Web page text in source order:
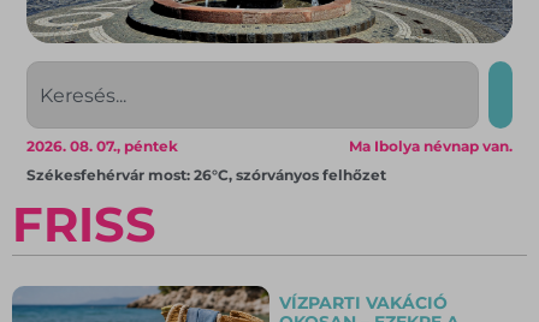
Ma Ibolya névnap van.
2026. 08. 07., péntek
Székesfehérvár most: 26°C, szórványos felhőzet
FRISS
VÍZPARTI VAKÁCIÓ